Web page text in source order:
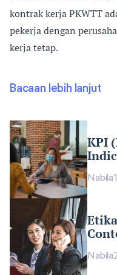
kontrak kerja PKWTT
pekerja dengan
kerja tetap.
Bacaan lebih lanjut
KPI
Nabila
Nabila